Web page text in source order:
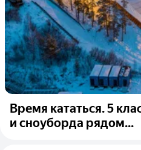
Время кататься. 5
и сноуборда рядом...